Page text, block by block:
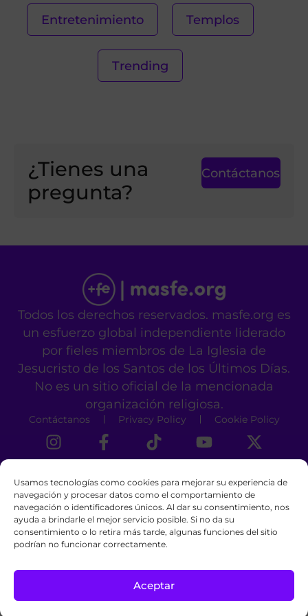
Usamos tecnologías como cookies para mejorar su experiencia de
navegación y procesar datos como el comportamiento de
navegación o identificadores únicos. Al dar su consentimiento, nos
ayuda a brindarle el mejor servicio posible. Si no da su
consentimiento o lo retira más tarde, algunas funciones del sitio
podrían no funcionar correctamente.
Aceptar
Entretenimiento Templos
Trending
¿Tienes una
pregunta?
Contáctanos
Todos los derechos reservados. masfe.org es
un esfuerzo global independiente liderado
por fieles miembros de La Iglesia de
Jesucristo de los Santos de los Últimos Días.
No es un sitio oficial de la mencionada
organización religiosa.
Contáctanos Privacy Policy Cookie Policy